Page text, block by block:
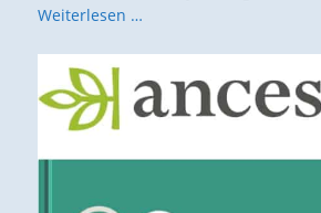
Weiterlesen …